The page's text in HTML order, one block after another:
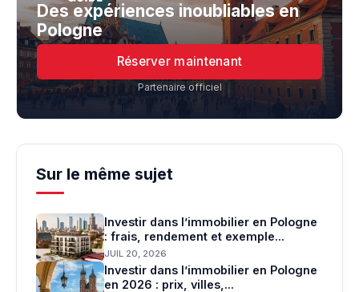
Des expériences inoubliables en
Pologne
Réserver maintenant
Partenaire officiel
Sur le même sujet
Investir dans l’immobilier en Pologne
: frais, rendement et exemple...
JUIL 20, 2026
Investir dans l’immobilier en Pologne
en 2026 : prix, villes,...